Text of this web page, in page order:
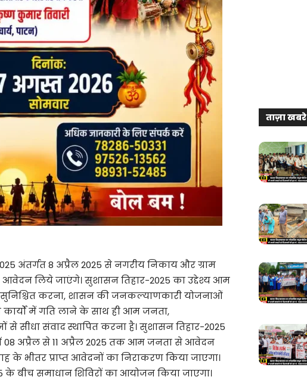
अंतर्गत 8 अप्रैल 2025 से नगरीय निकाय और ग्राम
लिये जाएंगे। सुशासन तिहार-2025 का उद्देश्य आम
करना, शासन की जनकल्याणकारी योजनाओं
कार्यों में गति लाने के साथ ही आम जनता,
से सीधा संवाद स्थापित करना है। सुशासन तिहार-2025
अप्रैल से 11 अप्रैल 2025 तक आम जनता से आवेदन
भीतर प्राप्त आवेदनों का निराकरण किया जाएगा।
बीच समाधान शिविरों का आयोजन किया जाएगा।
ताज़ा खबरे